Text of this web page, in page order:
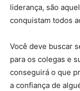
liderança, são
conquistam todos
Você deve buscar
para os colegas e
conseguirá o que
a confiança de